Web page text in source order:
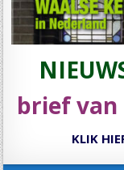
brief van
KLIK